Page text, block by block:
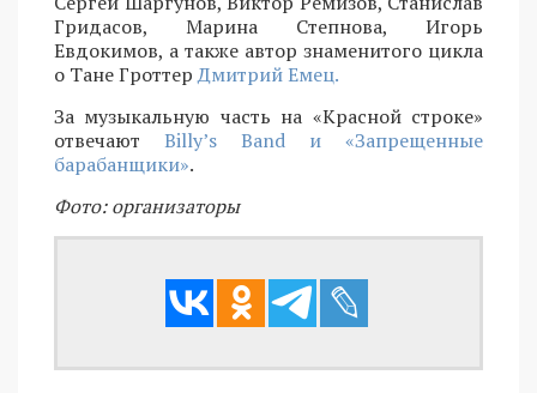
Гридасов, Марина Степнова, Игорь
Евдокимов, а также автор знаменитого цикла
о Тане ГроттерДмитрий Емец.
За музыкальную часть на «Красной строке»
отвечают Billy’s Band и «Запрещенные
барабанщики».
Фото: организаторы